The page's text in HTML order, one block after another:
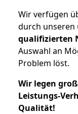
Wir verfügen
durch unseren
qualifizierten
Auswahl an
Problem löst.
Wir legen
Leistungs-
Qualität!